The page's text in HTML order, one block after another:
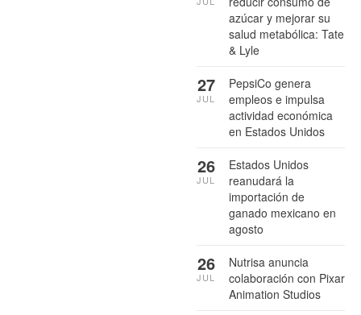
azúcar y mejorar su
salud metabólica: Tate
& Lyle
PepsiCo genera
empleos e impulsa
actividad económica
en Estados Unidos
27
JUL
Estados Unidos
reanudará la
importación de
ganado mexicano en
agosto
26
JUL
Nutrisa anuncia
colaboración con Pixar
Animation Studios
26
JUL